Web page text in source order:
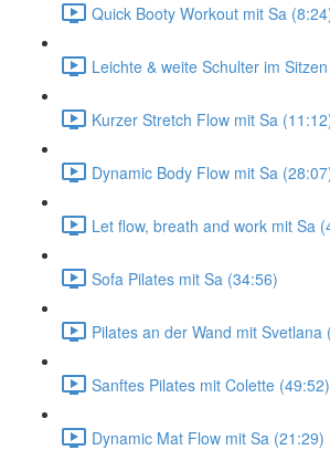
Quick Booty Workout mit Sa
Leichte & weite Schulter im
Kurzer Stretch Flow mit Sa
Dynamic Body Flow mit Sa
Let flow, breath and work mit Sa
Sofa Pilates mit Sa (34:56)
Pilates an der Wand mit Svetlana
Sanftes Pilates mit Colette (49:52)
Dynamic Mat Flow mit Sa (21:29)